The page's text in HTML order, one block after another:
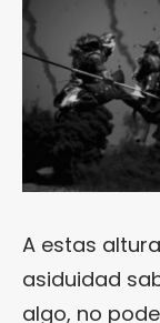
A estas
asiduidad
algo, no